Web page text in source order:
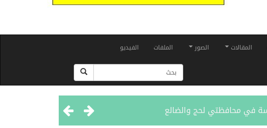
المقالات الصور الملفات الفيديو